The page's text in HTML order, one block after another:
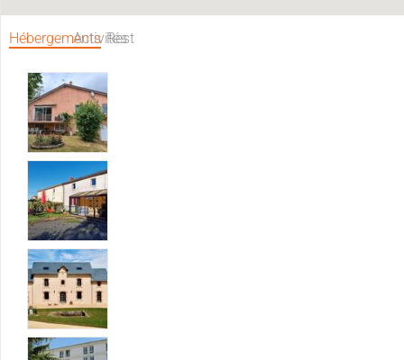
HébergementsActivitésRestaurants